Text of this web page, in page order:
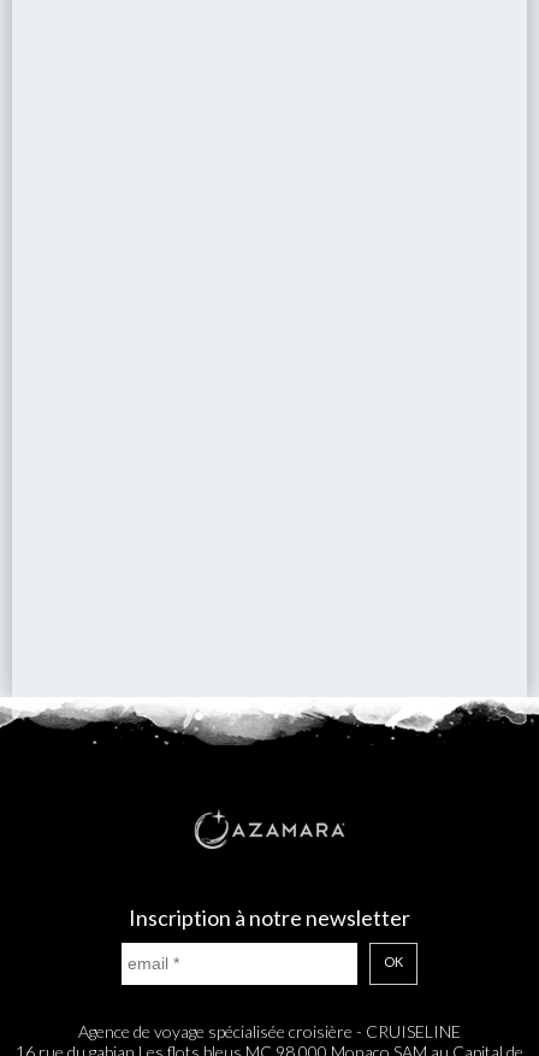
Inscription à notre newsletter
OK
Agence de voyage spécialisée croisière - CRUISELINE
16 rue du gabian Les flots bleus MC 98 000 Monaco SAM au Capital de